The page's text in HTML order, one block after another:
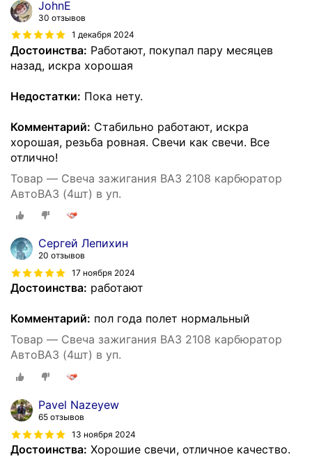
JohnE
30 отзывов
1 декабря 2024
Достоинства: Работают, покупал пару месяцев
назад, искра хорошая
Недостатки: Пока нету.
Комментарий: Стабильно работают, искра
хорошая, резьба ровная. Свечи как свечи. Все
отлично!
Товар — Свеча зажигания ВАЗ 2108 карбюратор
АвтоВАЗ (4шт) в уп.
Сергей Лепихин
20 отзывов
17 ноября 2024
Достоинства: работают
Комментарий: пол года полет нормальный
Товар — Свеча зажигания ВАЗ 2108 карбюратор
АвтоВАЗ (4шт) в уп.
Pavel Nazeyew
65 отзывов
13 ноября 2024
Достоинства: Хорошие свечи, отличное качество.